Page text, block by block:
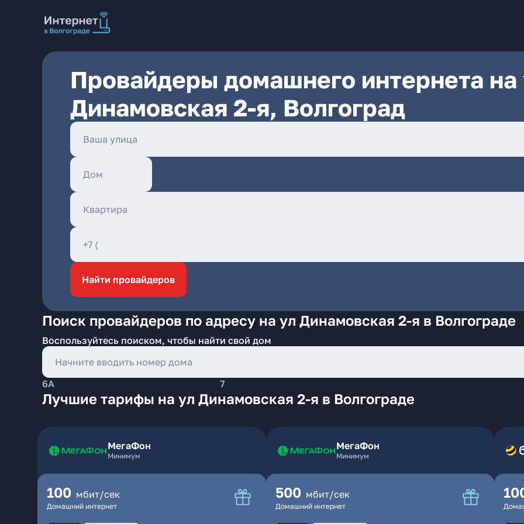
Провайдеры домашнего интернета на
Динамовская 2-я, Волгоград
Найти провайдеров
Поиск провайдеров по адресу на ул Динамовская 2-я в Волгограде
Воспользуйтесь поиском, чтобы найти свой дом
6А 7
Лучшие тарифы на ул Динамовская 2-я в Волгограде
МегаФон
Минимум
100 мбит/сек
Домашний интернет
МегаФон
Минимум
500 мбит/сек
Домашний интернет